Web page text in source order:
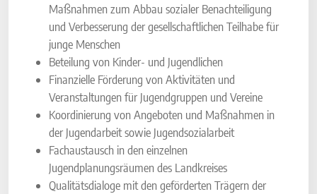
Maßnahmen zum Abbau sozialer Benachteiligung
und Verbesserung der gesellschaftlichen Teilhabe für
junge Menschen
Beteilung von Kinder- und Jugendlichen
Finanzielle Förderung von Aktivitäten und
Veranstaltungen für Jugendgruppen und Vereine
Koordinierung von Angeboten und Maßnahmen in
der Jugendarbeit sowie Jugendsozialarbeit
Fachaustausch in den einzelnen
Jugendplanungsräumen des Landkreises
Qualitätsdialoge mit den geförderten Trägern der